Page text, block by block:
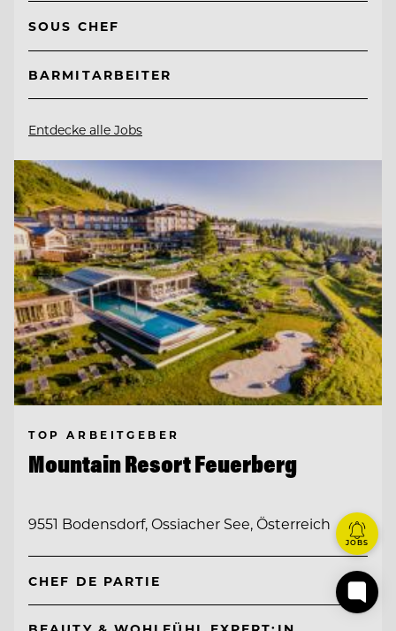
SOUS CHEF
BARMITARBEITER
Entdecke alle Jobs
TOP ARBEITGEBER
Mountain Resort Feuerberg
9551 Bodensdorf, Ossiacher See, Österreich
CHEF DE PARTIE
JOBS